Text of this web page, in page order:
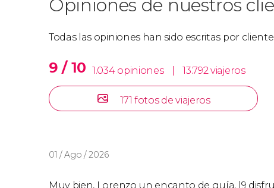
Opiniones de nuestros
Todas las opiniones han sido escritas por
9 / 10 1.034 opiniones 13.792 viajeros
171 fotos de viajeros
01 / Ago / 2026
Muy bien, Lorenzo un encanto de guía, l9